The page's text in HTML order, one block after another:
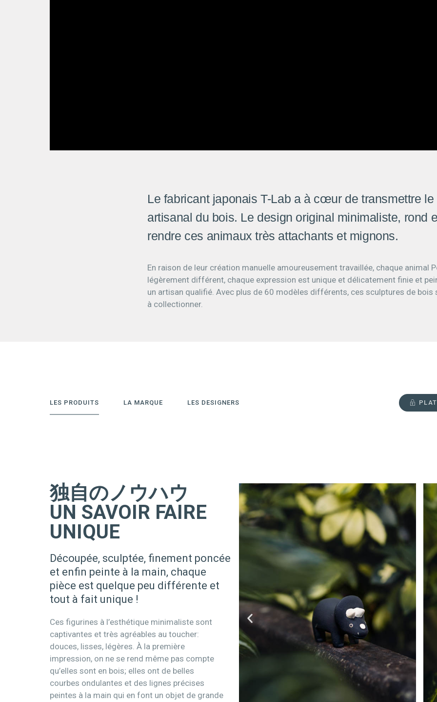
Le fabricant japonais T-Lab a à cœur de transmettre le
artisanal du bois. Le design original minimaliste, rond
rendre ces animaux très attachants et mignons.
En raison de leur création manuelle amoureusement travaillée, chaque animal
légèrement différent, chaque expression est unique et délicatement finie et
un artisan qualifié. Avec plus de 60 modèles différents, ces sculptures de
à collectionner.
LES PRODUITS LA MARQUE LES DESIGNERS
独自のノウハウ
UN SAVOIR FAIRE
UNIQUE
Découpée, sculptée, finement poncée
et enfin peinte à la main, chaque
pièce est quelque peu différente et
tout à fait unique !
Ces figurines à l’esthétique minimaliste sont
captivantes et très agréables au toucher:
douces, lisses, légères. À la première
impression, on ne se rend même pas compte
qu’elles sont en bois; elles ont de belles
courbes ondulantes et des lignes précises
peintes à la main qui en font un objet de grande